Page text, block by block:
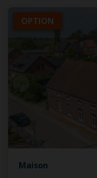
OPTION
Maison